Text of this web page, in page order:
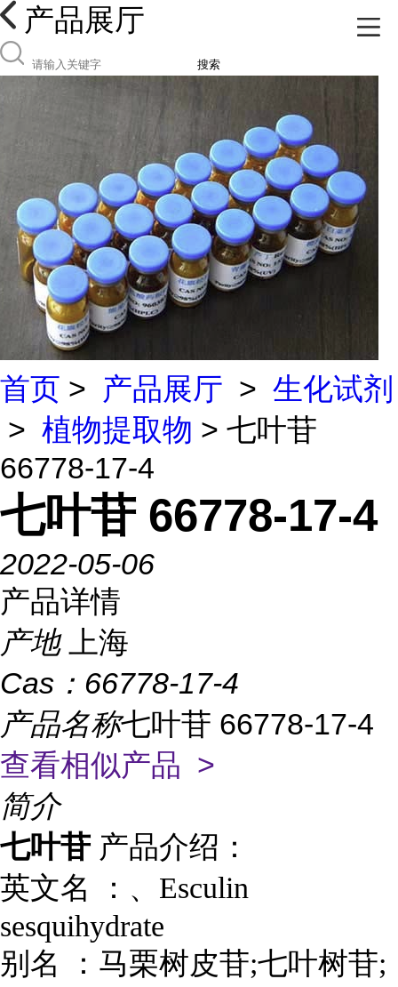
产品展厅
搜索
首页 > 产品展厅 > 生化试剂
> 植物提取物 > 七叶苷
66778-17-4
七叶苷 66778-17-4
2022-05-06
产品详情
产地
上海
Cas： 66778-17-4
产品名称七叶苷 66778-17-4
查看相似产品 >
简介
七叶苷 产品介绍：
英文名 ：、 Esculin
sesquihydrate
别名 ： 马栗树皮苷;七叶树苷;